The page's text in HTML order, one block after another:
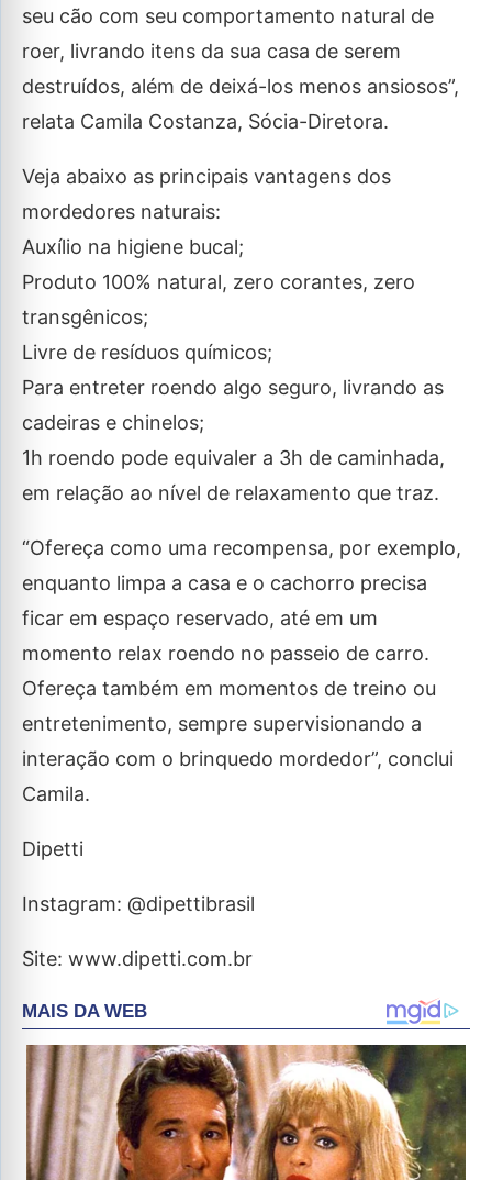
seu cão com seu comportamento natural de
roer, livrando itens da sua casa de serem
destruídos, além de deixá-los menos ansiosos”,
relata Camila Costanza, Sócia-Diretora.
Veja abaixo as principais vantagens dos
mordedores naturais:
Auxílio na higiene bucal;
Produto 100% natural, zero corantes, zero
transgênicos;
Livre de resíduos químicos;
Para entreter roendo algo seguro, livrando as
cadeiras e chinelos;
1h roendo pode equivaler a 3h de caminhada,
em relação ao nível de relaxamento que traz.
“Ofereça como uma recompensa, por exemplo,
enquanto limpa a casa e o cachorro precisa
ficar em espaço reservado, até em um
momento relax roendo no passeio de carro.
Ofereça também em momentos de treino ou
entretenimento, sempre supervisionando a
interação com o brinquedo mordedor”, conclui
Camila.
Dipetti
Instagram: @dipettibrasil
Site: www.dipetti.com.br